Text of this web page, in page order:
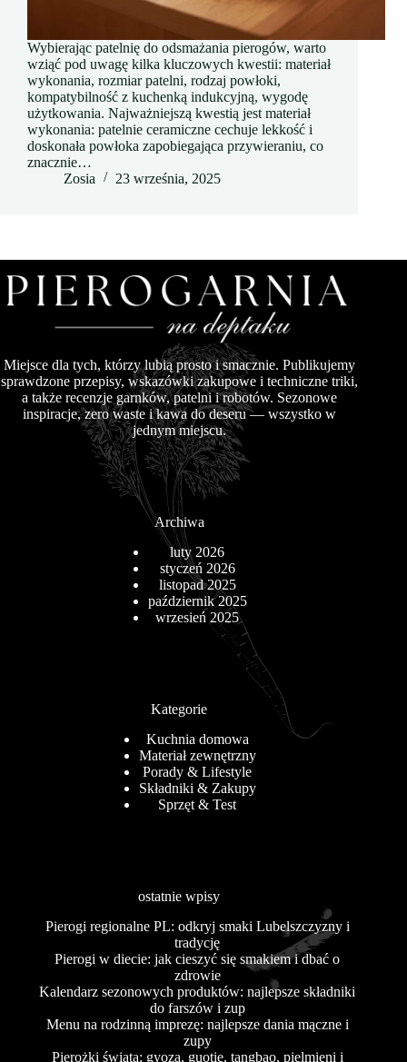
Wybierając patelnię do odsmażania pierogów, warto
wziąć pod uwagę kilka kluczowych kwestii: materiał
wykonania, rozmiar patelni, rodzaj powłoki,
kompatybilność z kuchenką indukcyjną, wygodę
użytkowania. Najważniejszą kwestią jest materiał
wykonania: patelnie ceramiczne cechuje lekkość i
doskonała powłoka zapobiegająca przywieraniu, co
znacznie…
Zosia
23 września, 2025
Miejsce dla tych, którzy lubią prosto i smacznie. Publikujemy
sprawdzone przepisy, wskazówki zakupowe i techniczne triki,
a także recenzje garnków, patelni i robotów. Sezonowe
inspiracje, zero waste i kawa do deseru — wszystko w
jednym miejscu.
Archiwa
luty 2026
styczeń 2026
listopad 2025
październik 2025
wrzesień 2025
Kategorie
Kuchnia domowa
Materiał zewnętrzny
Porady & Lifestyle
Składniki & Zakupy
Sprzęt & Test
ostatnie wpisy
Pierogi regionalne PL: odkryj smaki Lubelszczyzny i
tradycję
Pierogi w diecie: jak cieszyć się smakiem i dbać o
zdrowie
Kalendarz sezonowych produktów: najlepsze składniki
do farszów i zup
Menu na rodzinną imprezę: najlepsze dania mączne i
zupy
Pierożki świata: gyoza, guotie, tangbao, pielmieni i